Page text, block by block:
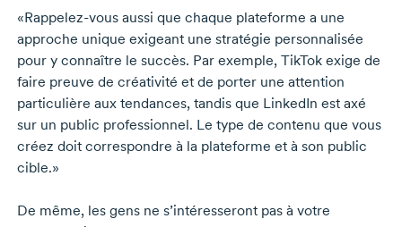
«Rappelez-vousaussi que chaque plateforme a une
approche unique exigeant une stratégie personnalisée
pour y connaître le succès. Par exemple, TikTok exige de
faire preuve de créativité et de porter une attention
particulière aux tendances, tandis que LinkedIn est axé
sur un public professionnel. Le type de contenu que vous
créez doit correspondre à la plateforme et à son public
cible.»
De même, les gens ne s’intéresseront pas à votre